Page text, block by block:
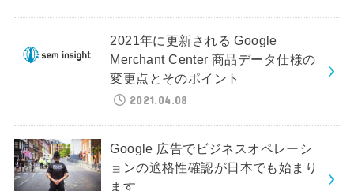
2021年に更新される Google
Merchant Center 商品データ仕様の
変更点とそのポイント
2021.04.08
Google 広告でビジネスオペレーシ
ョンの適格性確認が日本でも始まり
ます